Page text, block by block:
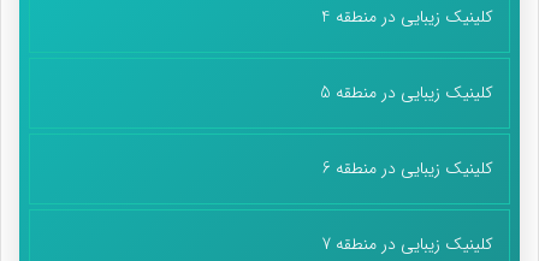
کلینیک زیبایی در منطقه 4
کلینیک زیبایی در منطقه 5
کلینیک زیبایی در منطقه 6
کلینیک زیبایی در منطقه 7